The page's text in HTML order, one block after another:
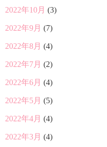
2022年10月 (3)
2022年9月 (7)
2022年8月 (4)
2022年7月 (2)
2022年6月 (4)
2022年5月 (5)
2022年4月 (4)
2022年3月 (4)